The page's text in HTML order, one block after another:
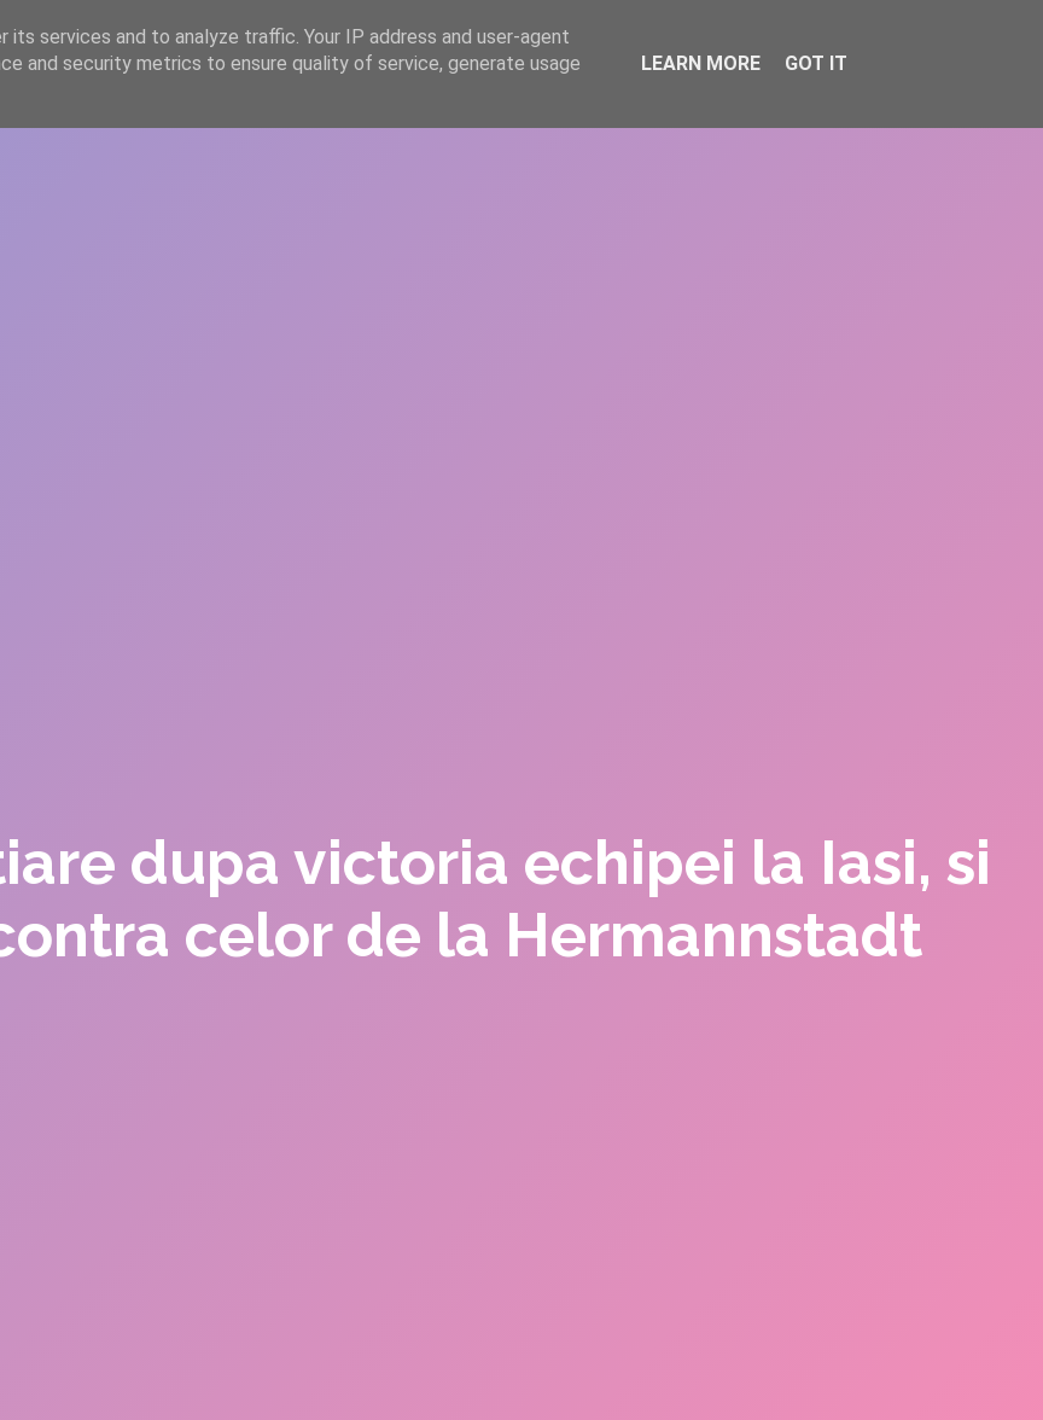
HOME ARTICOLE DESPRE ECHIPĂ REPERE DONEAZĂ ARTICOLE CONTACT
dupa victoria echipei la Iasi, si
celor de la Hermannstadt
services and to analyze traffic. Your IP address and user-agent
and security metrics to ensure quality of service, generate usage
LEARN MORE GOT IT